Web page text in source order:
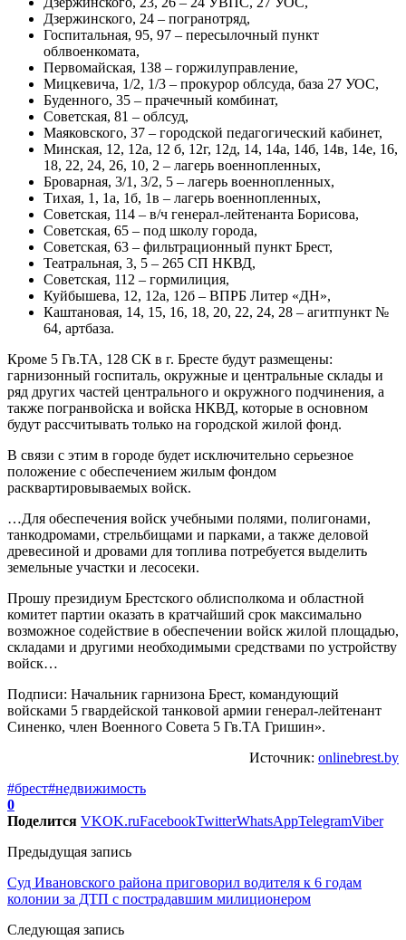
Дзержинского, 24 – погранотряд,
Госпитальная, 95, 97 – пересылочный пункт
облвоенкомата,
Первомайская, 138 – горжилуправление,
Мицкевича, 1/2, 1/3 – прокурор облсуда, база 27 УОС,
Буденного, 35 – прачечный комбинат,
Советская, 81 – облсуд,
Маяковского, 37 – городской педагогический кабинет,
Минская, 12, 12а, 12 б, 12г, 12д, 14, 14а, 14б, 14в, 14е, 16,
18, 22, 24, 26, 10, 2 – лагерь военнопленных,
Броварная, 3/1, 3/2, 5 – лагерь военнопленных,
Тихая, 1, 1а, 1б, 1в – лагерь военнопленных,
Советская, 114 – в/ч генерал-лейтенанта Борисова,
Советская, 65 – под школу города,
Советская, 63 – фильтрационный пункт Брест,
Театральная, 3, 5 – 265 СП НКВД,
Советская, 112 – гормилиция,
Куйбышева, 12, 12а, 12б – ВПРБ Литер «ДН»,
Каштановая, 14, 15, 16, 18, 20, 22, 24, 28 – агитпункт №
64, артбаза.
Кроме 5 Гв.ТА, 128 СК в г. Бресте будут размещены:
гарнизонный госпиталь, окружные и центральные склады и
ряд других частей центрального и окружного подчинения, а
также погранвойска и войска НКВД, которые в основном
будут рассчитывать только на городской жилой фонд.
В связи с этим в городе будет исключительно серьезное
положение с обеспечением жилым фондом
расквартировываемых войск.
…Для обеспечения войск учебными полями, полигонами,
танкодромами, стрельбищами и парками, а также деловой
древесиной и дровами для топлива потребуется выделить
земельные участки и лесосеки.
Прошу президиум Брестского облисполкома и областной
комитет партии оказать в кратчайший срок максимально
возможное содействие в обеспечении войск жилой площадью,
складами и другими необходимыми средствами по устройству
войск…
Подписи: Начальник гарнизона Брест, командующий
войсками 5 гвардейской танковой армии генерал-лейтенант
Синенко, член Военного Совета 5 Гв.ТА Гришин».
Источник: onlinebrest.by
#брест#недвижимость
0
Поделится VKOK.ruFacebookTwitterWhatsAppTelegramViber
Предыдущая запись
Суд Ивановского района приговорил водителя к 6 годам
колонии за ДТП с пострадавшим милиционером
Следующая запись